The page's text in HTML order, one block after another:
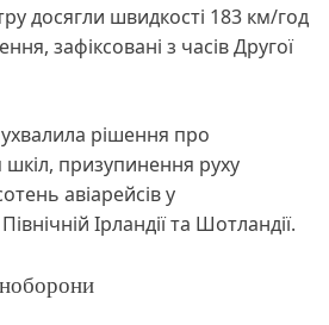
досягли швидкості 183 км/год
зафіксовані з часів Другої
рішення про
призупинення руху
авіарейсів у
Ірландії та Шотландії.